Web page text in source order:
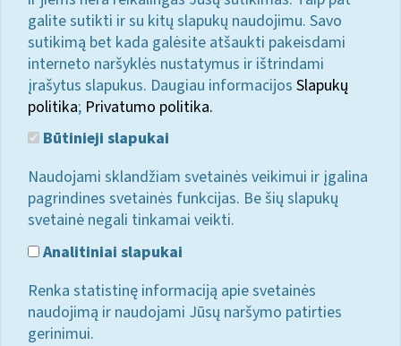
galite sutikti ir su kitų slapukų naudojimu. Savo
sutikimą bet kada galėsite atšaukti pakeisdami
interneto naršyklės nustatymus ir ištrindami
įrašytus slapukus. Daugiau informacijos Slapukų
politika; Privatumo politika.
Būtinieji slapukai
Naudojami sklandžiam svetainės veikimui ir įgalina
pagrindines svetainės funkcijas. Be šių slapukų
svetainė negali tinkamai veikti.
Analitiniai slapukai
Renka statistinę informaciją apie svetainės
naudojimą ir naudojami Jūsų naršymo patirties
gerinimui.